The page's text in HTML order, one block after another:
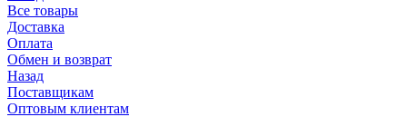
Все товары
Доставка
Оплата
Обмен и возврат
Назад
Поставщикам
Оптовым клиентам